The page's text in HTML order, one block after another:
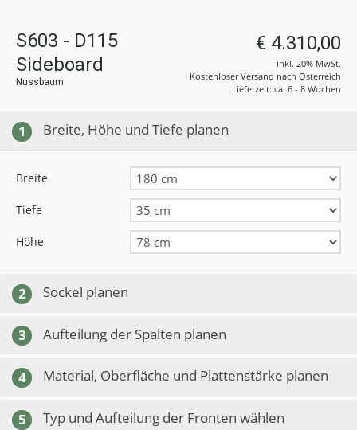
S603 - D115
Sideboard
Nussbaum
€ 4.310,00
inkl. 20% MwSt.
Kostenloser Versand nach Österreich
Lieferzeit: ca. 6 - 8 Wochen
1 Breite, Höhe und Tiefe planen
Breite
Tiefe
Höhe
2 Sockel planen
3 Aufteilung der Spalten planen
4 Material, Oberfläche und Plattenstärke planen
5 Typ und Aufteilung der Fronten wählen